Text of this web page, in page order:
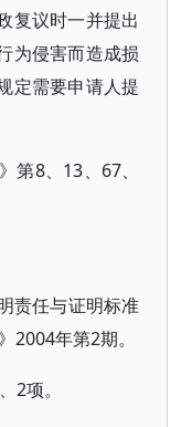
复议时一并提出
为侵害而造成损
定需要申请人提
第8、13、67、
责任与证明标准
2004年第2期。
2项。